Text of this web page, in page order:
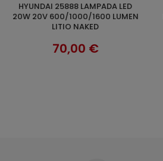
AGGIUNGI AL CARRELLO
HYUNDAI 25888 LAMPADA LED
20W 20V 600/1000/1600 LUMEN
LITIO NAKED
70,00 €